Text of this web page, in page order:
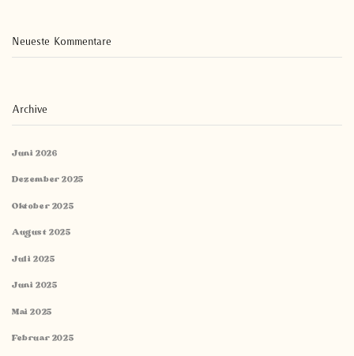
Neueste Kommentare
Archive
Juni 2026
Dezember 2025
Oktober 2025
August 2025
Juli 2025
Juni 2025
Mai 2025
Februar 2025